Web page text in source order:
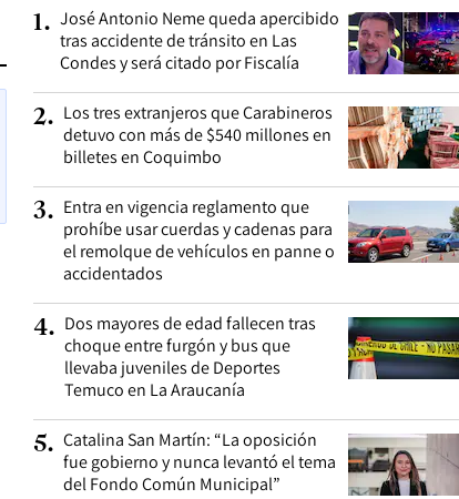
1. José Antonio Neme queda apercibido
tras accidente de tránsito en Las
Condes y será citado por Fiscalía
2. Los tres extranjeros que Carabineros
detuvo con más de $540 millones en
billetes en Coquimbo
3. Entra en vigencia reglamento que
prohíbe usar cuerdas y cadenas para
el remolque de vehículos en panne o
accidentados
4. Dos mayores de edad fallecen tras
choque entre furgón y bus que
llevaba juveniles de Deportes
Temuco en La Araucanía
5. Catalina San Martín: “La oposición
fue gobierno y nunca levantó el tema
del Fondo Común Municipal”